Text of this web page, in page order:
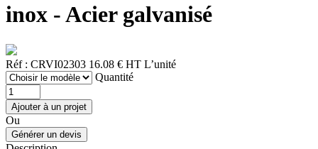
inox - Acier galvanisé
Réf : CRVI02303 16.08 € HT L’unité
Quantité
Ou